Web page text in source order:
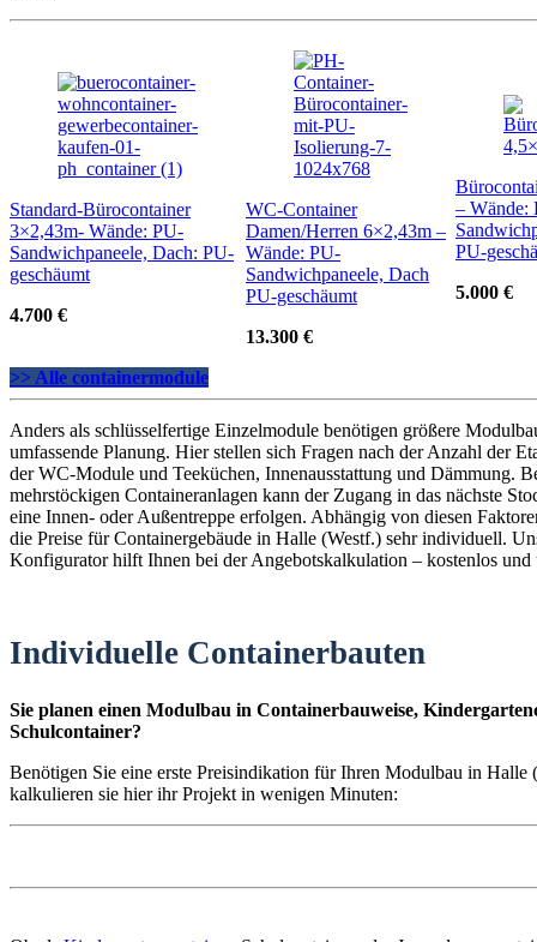
Standard-Bürocontainer
3×2,43m- Wände: PU-
Sandwichpaneele, Dach: PU-
geschäumt
4.700 €
WC-Container
Damen/Herren 6×2,43m –
Wände: PU-
Sandwichpaneele, Dach
PU-geschäumt
13.300 €
– Wände:
PU-
5.000 €
>> Alle containermodule
Anders als schlüsselfertige Einzelmodule benötigen größere
umfassende Planung. Hier stellen sich Fragen nach der Anzahl der
der WC-Module und Teeküchen, Innenausstattung und Dämmung.
mehrstöckigen Containeranlagen kann der Zugang in das nächste
eine Innen- oder Außentreppe erfolgen. Abhängig von diesen
die Preise für Containergebäude in Halle (Westf.) sehr individuell.
Konfigurator hilft Ihnen bei der Angebotskalkulation – kostenlos
Individuelle Containerbauten
Sie planen einen Modulbau in Containerbauweise,
Schulcontainer?
Benötigen Sie eine erste Preisindikation für Ihren Modulbau in Halle
kalkulieren sie hier ihr Projekt in wenigen Minuten: